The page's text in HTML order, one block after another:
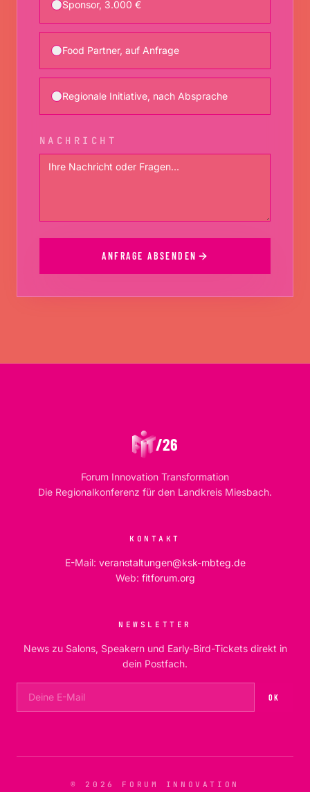
Sponsor, 3.000 €
Food Partner, auf Anfrage
Regionale Initiative, nach Absprache
NACHRICHT
ANFRAGE ABSENDEN
/26
Forum Innovation Transformation
Die Regionalkonferenz für den Landkreis Miesbach.
KONTAKT
E-Mail: veranstaltungen@ksk-mbteg.de
Web: fitforum.org
NEWSLETTER
News zu Salons, Speakern und Early-Bird-Tickets direkt in
dein Postfach.
OK
© 2026 FORUM INNOVATION